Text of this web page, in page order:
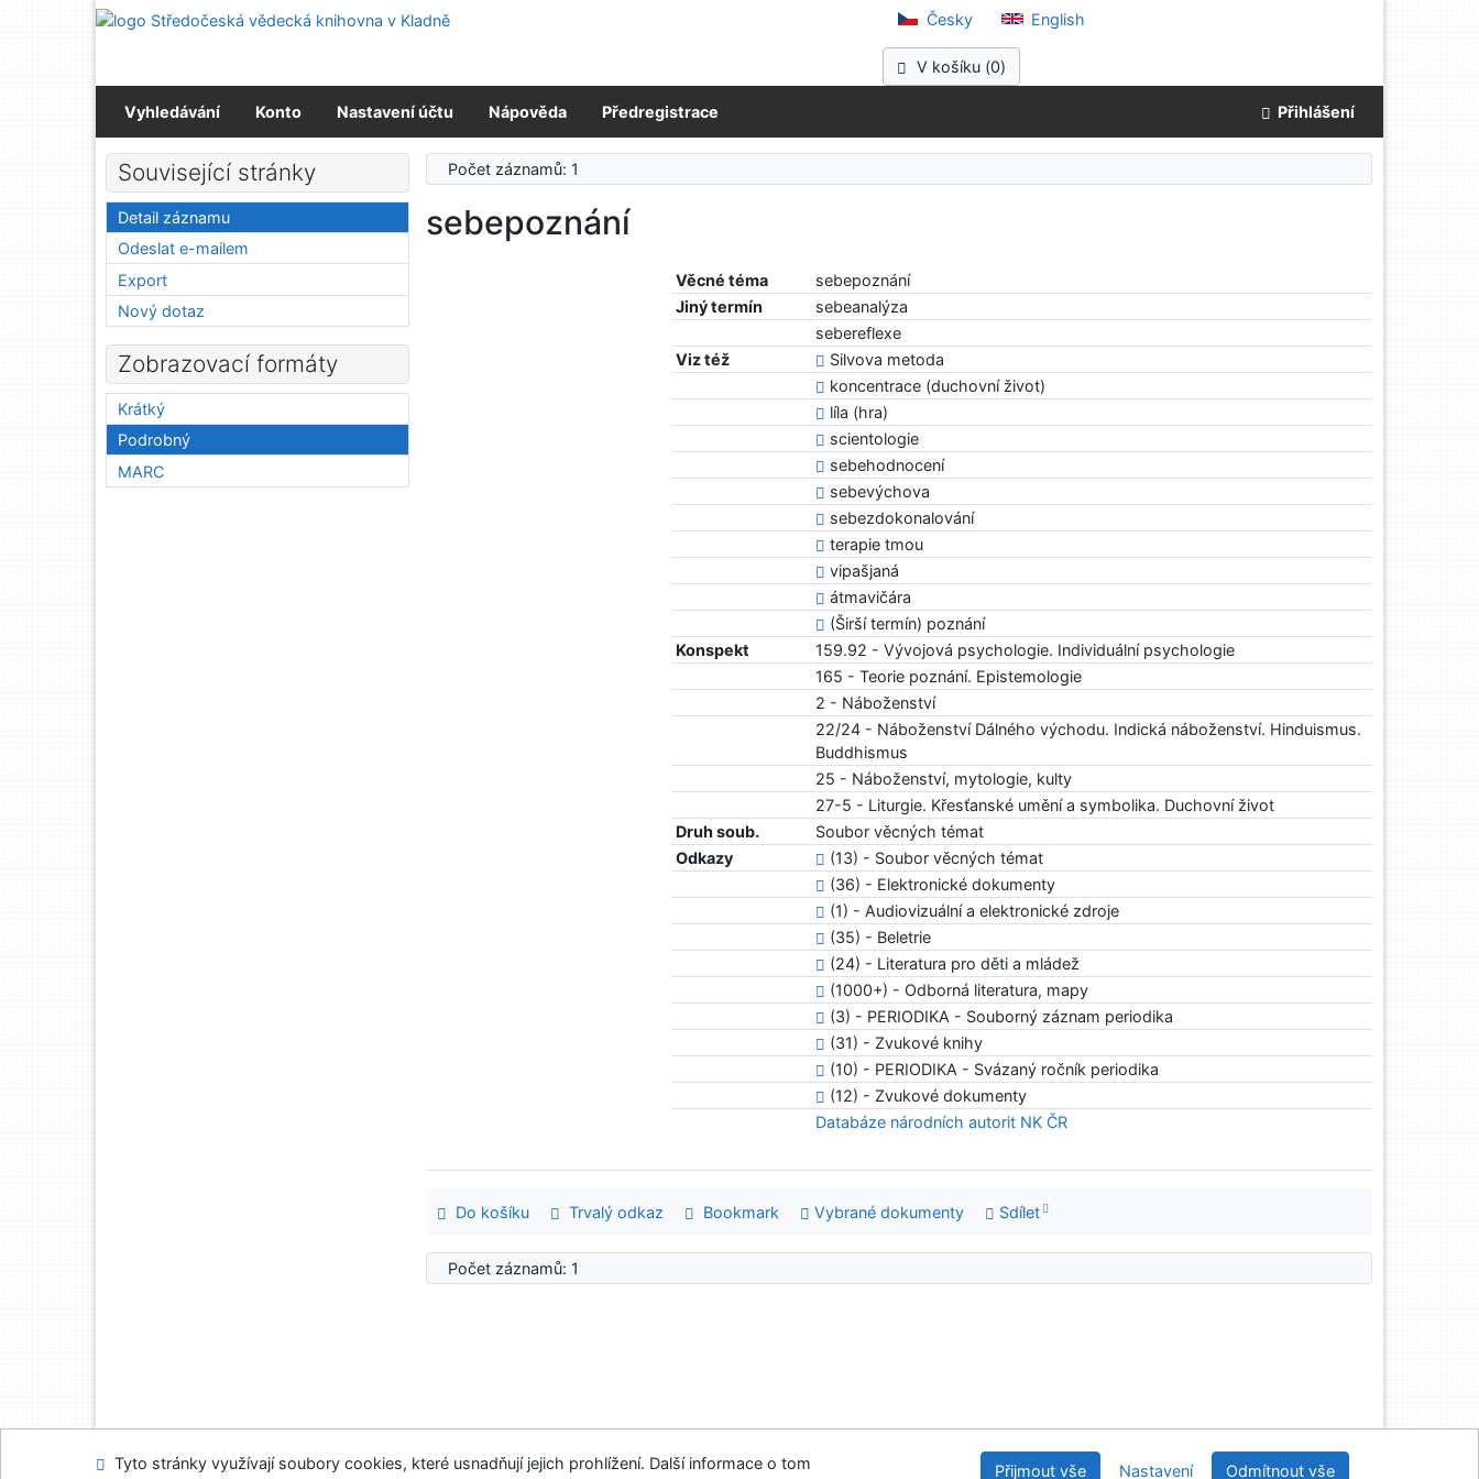
Přejít na obsah
Přejít na menu
Česky English
V košíku (0)
Vyhledávání Konto Nastavení účtu Nápověda Předregistrace Přihlášení
Počet záznamů: 1
sebepoznání
Věcné téma
sebepoznání
Jiný termín
sebeanalýza
sebereflexe
Viz též
Silvova metoda
koncentrace (duchovní život)
líla (hra)
scientologie
sebehodnocení
sebevýchova
sebezdokonalování
terapie tmou
vipašjaná
átmavičára
(Širší termín) poznání
Konspekt
159.92 - Vývojová psychologie. Individuální psychologie
165 - Teorie poznání. Epistemologie
2 - Náboženství
22/24 - Náboženství Dálného východu. Indická náboženství. Hinduismus.
Buddhismus
25 - Náboženství, mytologie, kulty
27-5 - Liturgie. Křesťanské umění a symbolika. Duchovní život
Druh soub.
Soubor věcných témat
Odkazy
(13) - Soubor věcných témat
(36) - Elektronické dokumenty
(1) - Audiovizuální a elektronické zdroje
(35) - Beletrie
(24) - Literatura pro děti a mládež
(1000+) - Odborná literatura, mapy
(3) - PERIODIKA - Souborný záznam periodika
(31) - Zvukové knihy
(10) - PERIODIKA - Svázaný ročník periodika
(12) - Zvukové dokumenty
Databáze národních autorit NK ČR
Do košíku Trvalý odkaz Bookmark Vybrané dokumenty Sdílet
Počet záznamů: 1
Související stránky
Detail záznamu
Odeslat e-mailem
Export
Nový dotaz
Zobrazovací formáty
Krátký
Podrobný
MARC
Mapa stránek Přístupnost Soukromí Modul OpenSearch Středočeská vědecká knihovna v Kladně
Tyto stránky využívají soubory cookies, které usnadňují jejich prohlížení. Další informace o tom
Přijmout vše Nastavení Odmítnout vše